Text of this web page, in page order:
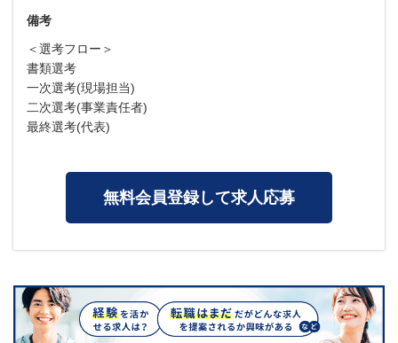
備考
＜選考フロー＞
書類選考
一次選考(現場担当)
二次選考(事業責任者)
最終選考(代表)
無料会員登録して求人応募